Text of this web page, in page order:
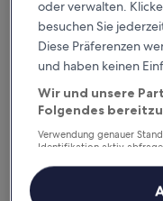
Hotel
Hotel February
2.5-
Sterne-
Sincheondong, 0,8
8.8
von
10,
Hervorragend,
(144
Bewertungen)
8,8/10 Hervorragend
Forest 701 Hotel
oder verwalten.
besuchen Sie
Diese Präferenzen
und haben keinen
Wir und unsere
Folgendes
Verwendung genauer
Identifikation aktiv
Inhalte, Messung von
Zielgruppenforschung